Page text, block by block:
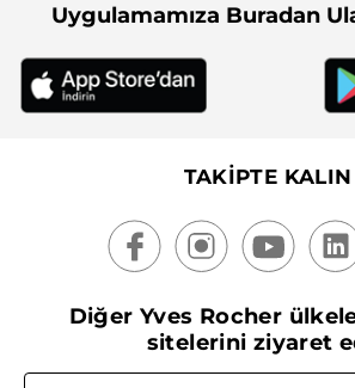
Uygulamamıza Buradan
TAKİPTE KALIN
Diğer Yves Rocher
sitelerini ziyaret